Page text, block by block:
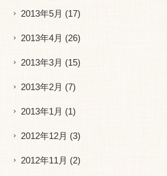
2013年5月 (17)
2013年4月 (26)
2013年3月 (15)
2013年2月 (7)
2013年1月 (1)
2012年12月 (3)
2012年11月 (2)